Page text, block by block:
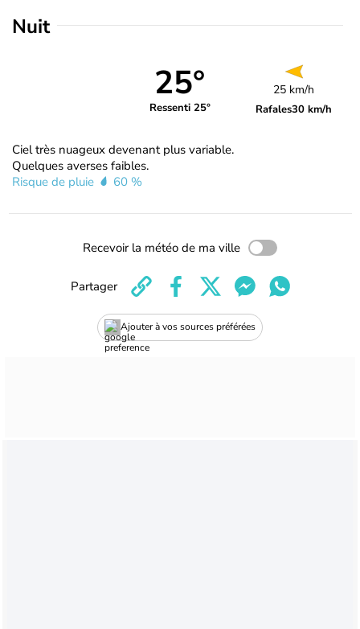
Nuit
25°
Ressenti 25°
25 km/h
Rafales30 km/h
Ciel très nuageux devenant plus variable.
Quelques averses faibles.
Risque de pluie
60 %
Recevoir la météo de ma ville
Ajouter à vos sources préférées
Partager